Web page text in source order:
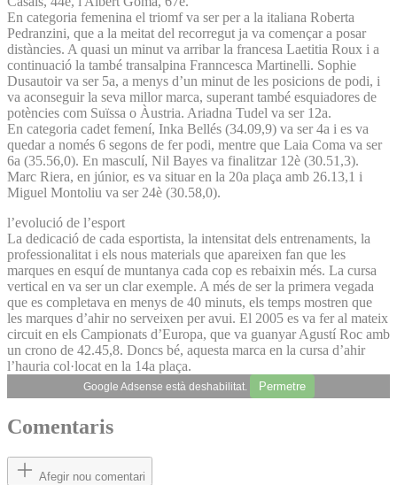
En categoria femenina el triomf va ser per a la italiana Roberta
Pedranzini, que a la meitat del recorregut ja va començar a posar
distàncies. A quasi un minut va arribar la francesa Laetitia Roux i a
continuació la també transalpina Franncesca Martinelli. Sophie
Dusautoir va ser 5a, a menys d’un minut de les posicions de podi, i
va aconseguir la seva millor marca, superant també esquiadores de
potències com Suïssa o Àustria. Ariadna Tudel va ser 12a.
En categoria cadet femení, Inka Bellés (34.09,9) va ser 4a i es va
quedar a només 6 segons de fer podi, mentre que Laia Coma va ser
6a (35.56,0). En masculí, Nil Bayes va finalitzar 12è (30.51,3).
Marc Riera, en júnior, es va situar en la 20a plaça amb 26.13,1 i
Miguel Montoliu va ser 24è (30.58,0).
l’evolució de l’esport
La dedicació de cada esportista, la intensitat dels entrenaments, la
professionalitat i els nous materials que apareixen fan que les
marques en esquí de muntanya cada cop es rebaixin més. La cursa
vertical en va ser un clar exemple. A més de ser la primera vegada
que es completava en menys de 40 minuts, els temps mostren que
les marques d’ahir no serveixen per avui. El 2005 es va fer al mateix
circuit en els Campionats d’Europa, que va guanyar Agustí Roc amb
un crono de 42.45,8. Doncs bé, aquesta marca en la cursa d’ahir
l’hauria col·locat en la 14a plaça.
Google Adsense està deshabilitat. Permetre
Comentaris
Afegir nou comentari